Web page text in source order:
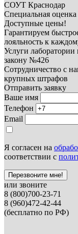
СОУТ Краснодар
Специальная оценка
Доступные цены!
Гарантируем
лояльность к
Услуги
закону №426
Сотрудничество с
крупных штрафов
Отправить заявку
Ваше имя
Телефон
Email
Я согласен на
соответствии с
Перезвоните мне!
или звоните
8 (800)700-23-71
8 (960)472-42-44
(бесплатно по РФ)